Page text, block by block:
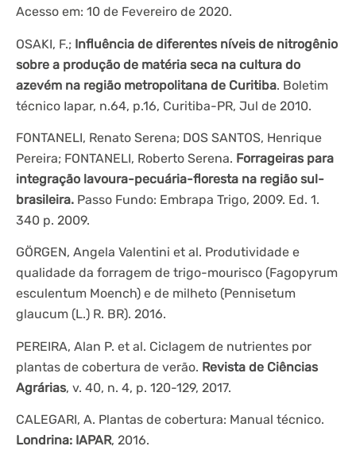
Acesso em: 10 de Fevereiro de 2020.
OSAKI, F.; Influência de diferentes níveis de nitrogênio
sobre a produção de matéria seca na cultura do
azevém na região metropolitana de Curitiba. Boletim
técnico Iapar, n.64, p.16, Curitiba-PR, Jul de 2010.
FONTANELI, Renato Serena; DOS SANTOS, Henrique
Pereira; FONTANELI, Roberto Serena. Forrageiras para
integração lavoura-pecuária-floresta na região sul-
brasileira. Passo Fundo: Embrapa Trigo, 2009. Ed. 1.
340 p. 2009.
GÖRGEN, Angela Valentini et al. Produtividade e
qualidade da forragem de trigo-mourisco (Fagopyrum
esculentum Moench) e de milheto (Pennisetum
glaucum (L.) R. BR). 2016.
PEREIRA, Alan P. et al. Ciclagem de nutrientes por
plantas de cobertura de verão. Revista de Ciências
Agrárias, v. 40, n. 4, p. 120-129, 2017.
CALEGARI, A. Plantas de cobertura: Manual técnico.
Londrina: IAPAR, 2016.